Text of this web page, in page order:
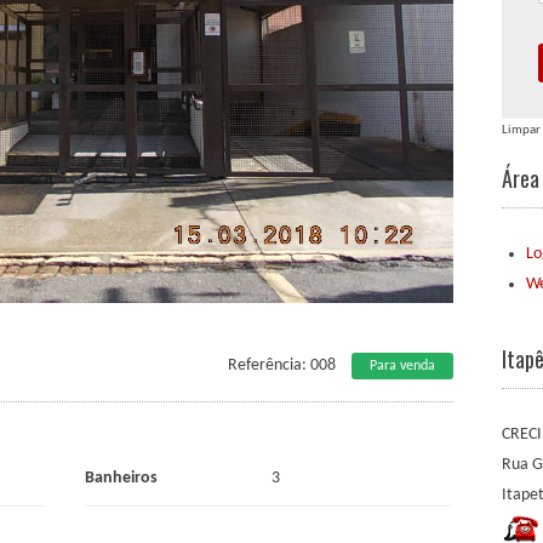
Referência: 008 Para venda
Banheiros 3
Limpar
Rua